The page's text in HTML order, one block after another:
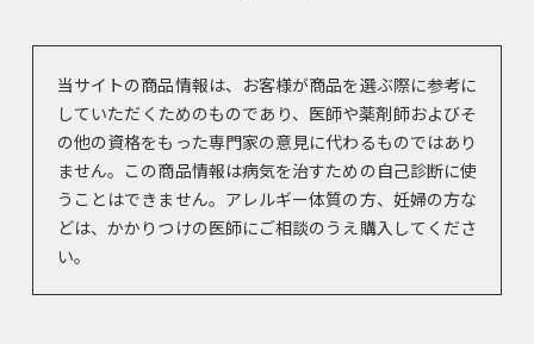
当サイトの商品情報は、お客様が商品を選ぶ際に参考に
していただくためのものであり、医師や薬剤師およびそ
の他の資格をもった専門家の意見に代わるものではあり
ません。この商品情報は病気を治すための自己診断に使
うことはできません。アレルギー体質の方、妊婦の方な
どは、かかりつけの医師にご相談のうえ購入してくださ
い。